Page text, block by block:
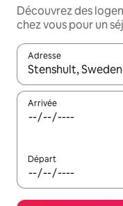
Découvrez des
chez vous pour un
Adresse
Lorsque les
Arrivée
Départ